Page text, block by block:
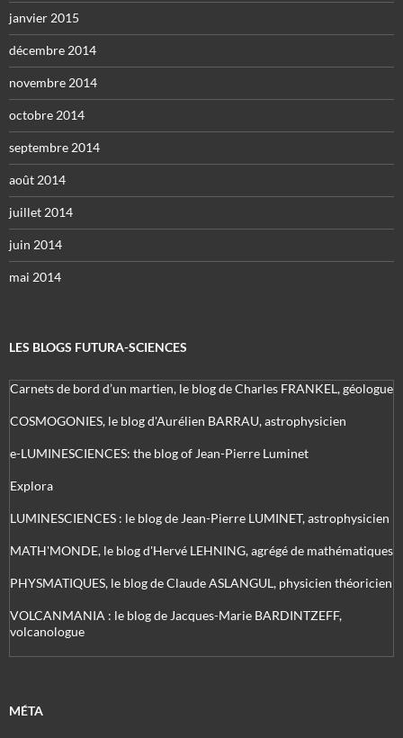
janvier 2015
décembre 2014
novembre 2014
octobre 2014
septembre 2014
août 2014
juillet 2014
juin 2014
mai 2014
LES BLOGS FUTURA-SCIENCES
Carnets de bord d’un martien, le blog de Charles FRANKEL, géologue
COSMOGONIES, le blog d'Aurélien BARRAU, astrophysicien
e-LUMINESCIENCES: the blog of Jean-Pierre Luminet
Explora
LUMINESCIENCES : le blog de Jean-Pierre LUMINET, astrophysicien
MATH'MONDE, le blog d'Hervé LEHNING, agrégé de mathématiques
PHYSMATIQUES, le blog de Claude ASLANGUL, physicien théoricien
VOLCANMANIA : le blog de Jacques-Marie BARDINTZEFF,
volcanologue
MÉTA